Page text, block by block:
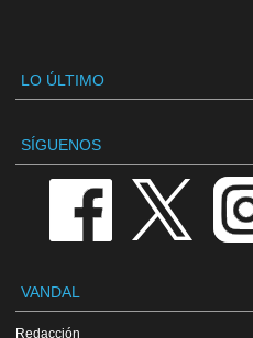
LO ÚLTIMO
SÍGUENOS
VANDAL
Redacción